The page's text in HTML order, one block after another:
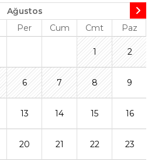
Ağustos
Per Cum Cmt Paz
1 2
6 7 8 9
13 14 15 16
20 21 22 23